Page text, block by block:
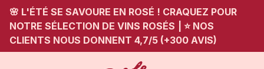
🌸 L'ÉTÉ SE SAVOURE EN ROSÉ ! CRAQUEZ POUR
NOTRE SÉLECTION DE VINS ROSÉS
⭐ NOS
CLIENTS NOUS DONNENT 4,7/5 (+300 AVIS)